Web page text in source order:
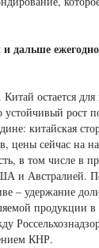
дальше
Китай остается
рост
китайская
цены сейчас на
в том числе в
и Австралией.
– удержание
продукции
КНР.